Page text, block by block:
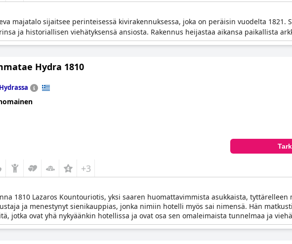
majatalo sijaitsee perinteisessä kivirakennuksessa, joka on peräisin vuodelta 1821.
ja historiallisen viehätyksensä ansiosta. Rakennus heijastaa aikansa paikallista
Hydra 1810
Hydrassa
+3
1810 Lazaros Kountouriotis, yksi saaren huomattavimmista asukkaista, tyttärelleen
ja menestynyt sienikauppias, jonka nimiin hotelli myös sai nimensä. Hän
jotka ovat yhä nykyäänkin hotellissa ja ovat osa sen omaleimaista tunnelmaa ja